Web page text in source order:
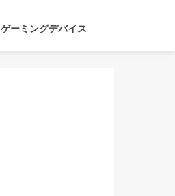
ゲーミングデバイス